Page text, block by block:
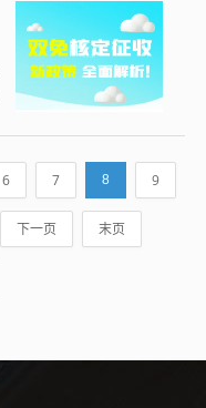
6 7 8 9
下一页 末页